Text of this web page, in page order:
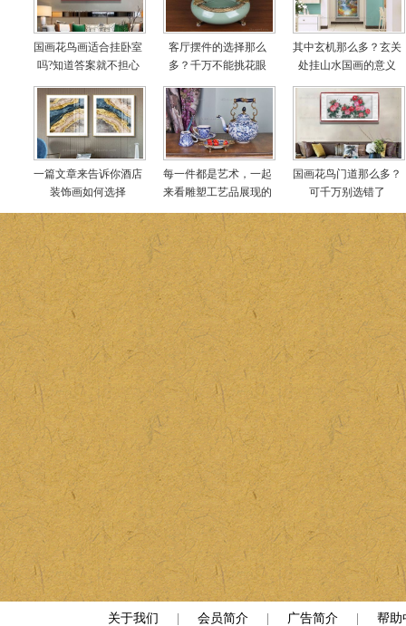
国画花鸟画适合挂卧室
吗?知道答案就不担心
客厅摆件的选择那么
多？千万不能挑花眼
其中玄机那么多？玄关
处挂山水国画的意义
一篇文章来告诉你酒店
装饰画如何选择
每一件都是艺术，一起
来看雕塑工艺品展现的
国画花鸟门道那么多？
可千万别选错了
关于我们 | 会员简介 | 广告简介 | 帮助